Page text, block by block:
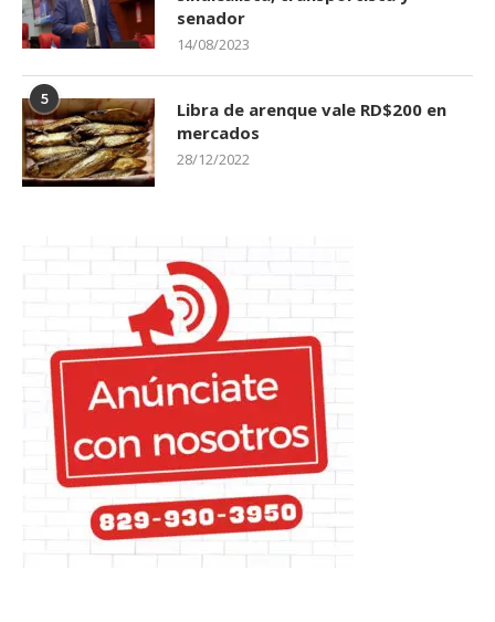
senador
14/08/2023
5
Libra de arenque vale RD$200 en
mercados
28/12/2022